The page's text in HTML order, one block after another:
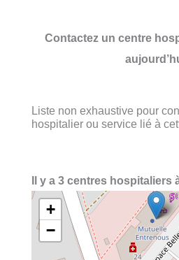
Contactez un centre
Liste non exhaustive pour
hospitalier ou service lié à
Il y a 3 centres hospitaliers
+
−